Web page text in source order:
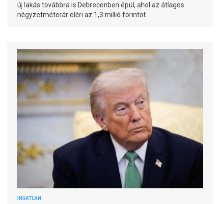
új lakás továbbra is Debrecenben épül, ahol az átlagos
négyzetméterár eléri az 1,3 millió forintot.
INGATLAN